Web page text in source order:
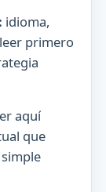
idioma,
leer primero
aquí
que